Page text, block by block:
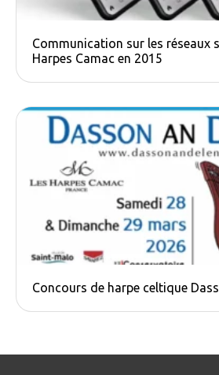
Communication sur les réseaux
Harpes Camac en 2015
Concours de harpe celtique